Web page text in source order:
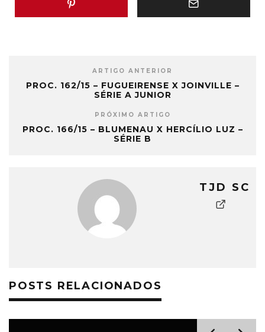
ARTIGO ANTERIOR
PROC. 162/15 – FUGUEIRENSE X JOINVILLE –
SÉRIE A JUNIOR
PRÓXIMO ARTIGO
PROC. 166/15 – BLUMENAU X HERCÍLIO LUZ –
SÉRIE B
TJD SC
POSTS RELACIONADOS